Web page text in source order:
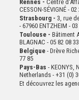
Rennes - Centre
CESSON-SÉVIGNÉ -
Strasbourg - 3, rue
- 67960 ENTZHEIM -
Toulouse - Bâtiment
BLAGNAC - 05 82 08
Belgique- Drève
77 85
Pays-Bas - KEONYS,
Netherlands - +31 (0)
Et découvrez les